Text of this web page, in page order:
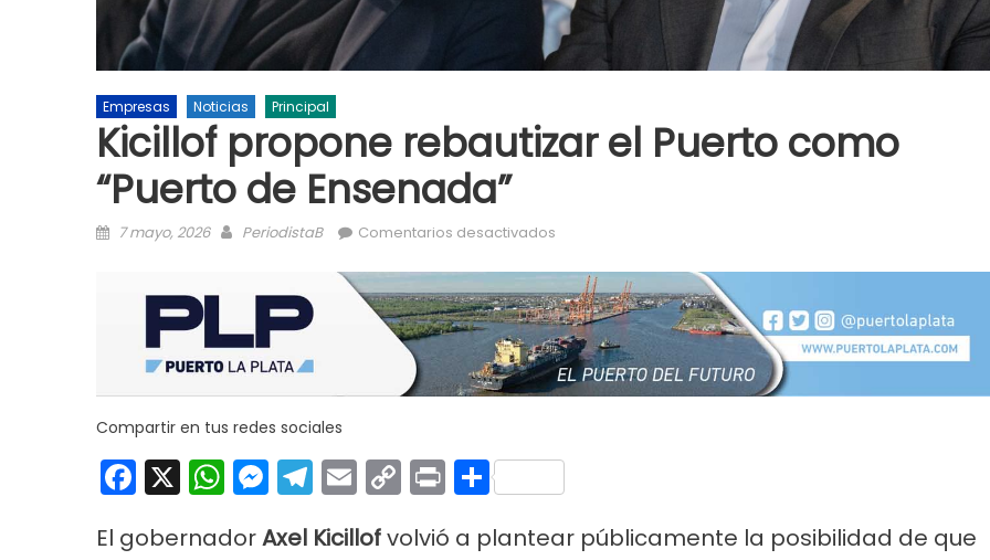
Empresas Noticias Principal
Kicillof propone rebautizar el Puerto como
“Puerto de Ensenada”
Posted on
7 mayo, 2026 Author
PeriodistaB Comentarios desactivados
Compartir en tus redes sociales
Facebook
X WhatsApp
Messenger
Telegram
EmailCopy
Link
PrintCompartir
El gobernadorAxel Kicillofvolvió a plantear públicamente la posibilidad de que